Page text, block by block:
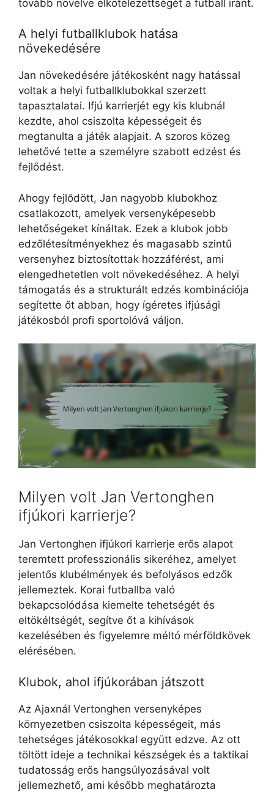
tovább növelve elkötelezettségét a futball iránt.
A helyi futballklubok hatása
növekedésére
Jan növekedésére játékosként nagy hatással
voltak a helyi futballklubokkal szerzett
tapasztalatai. Ifjú karrierjét egy kis klubnál
kezdte, ahol csiszolta képességeit és
megtanulta a játék alapjait. A szoros közeg
lehetővé tette a személyre szabott edzést és
fejlődést.
Ahogy fejlődött, Jan nagyobb klubokhoz
csatlakozott, amelyek versenyképesebb
lehetőségeket kínáltak. Ezek a klubok jobb
edzőlétesítményekhez és magasabb szintű
versenyhez biztosítottak hozzáférést, ami
elengedhetetlen volt növekedéséhez. A helyi
támogatás és a strukturált edzés kombinációja
segítette őt abban, hogy ígéretes ifjúsági
játékosból profi sportolóvá váljon.
Milyen volt Jan Vertonghen
ifjúkori karrierje?
Jan Vertonghen ifjúkori karrierje erős alapot
teremtett professzionális sikeréhez, amelyet
jelentős klubélmények és befolyásos edzők
jellemeztek. Korai futballba való
bekapcsolódása kiemelte tehetségét és
eltökéltségét, segítve őt a kihívások
kezelésében és figyelemre méltó mérföldkövek
elérésében.
Klubok, ahol ifjúkorában játszott
Az Ajaxnál Vertonghen versenyképes
környezetben csiszolta képességeit, más
tehetséges játékosokkal együtt edzve. Az ott
töltött ideje a technikai készségek és a taktikai
tudatosság erős hangsúlyozásával volt
jellemezhető, ami később meghatározta